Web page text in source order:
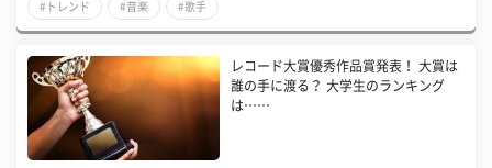
#トレンド #音楽 #歌手
レコード大賞優秀作品賞発表！ 大賞は
誰の手に渡る？ 大学生のランキング
は……